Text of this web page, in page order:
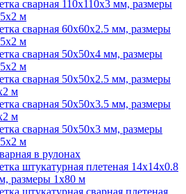
сварная 110х110х3 мм, размеры
м
сварная 60х60х2.5 мм, размеры
м
сварная 50х50х4 мм, размеры
м
сварная 50х50х2.5 мм, размеры
м
сварная 50х50х3.5 мм, размеры
м
сварная 50х50х3 мм, размеры
м
в рулонах
штукатурная плетеная 14х14х0.8
размеры 1х80 м
штукатурная сварная плетеная